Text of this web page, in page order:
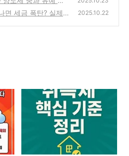
벽 가이드
(0)
면 세금 폭탄? 실제
2025.10.22